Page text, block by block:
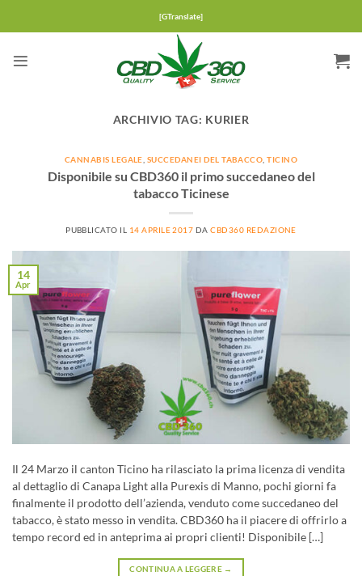
[GTranslate]
ARCHIVIO TAG: KURIER
CANNABIS LEGALE SUCCEDANEI DEL TABACCO ,TICINO
Disponibile su CBD360 il primo succedaneo del
tabacco Ticinese
PUBBLICATO IL 14 APRILE 2017 DACBD360 REDAZIONE
14
Apr
Il 24 Marzo il canton Ticino ha rilasciato la prima licenza di vendita
al dettaglio di Canapa Light alla Purexis di Manno, pochi giorni fa
finalmente il prodotto dell’azienda, venduto come succedaneo del
tabacco, è stato messo in vendita. CBD360 ha il piacere di offrirlo a
tempo record ed in anteprima ai propri clienti! Disponibile […]
CONTINUA A LEGGERE →